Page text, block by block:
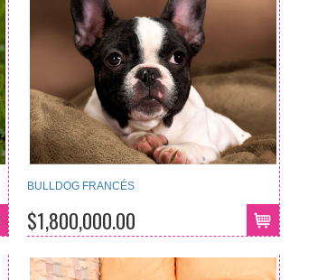
BULLDOG FRANCÉS
$1,800,000.00